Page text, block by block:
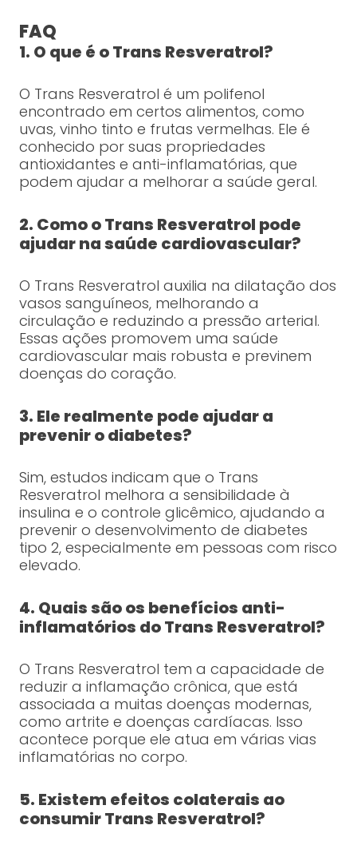
FAQ
1. O que é o Trans Resveratrol?
O Trans Resveratrol é um polifenol
encontrado em certos alimentos, como
uvas, vinho tinto e frutas vermelhas. Ele é
conhecido por suas propriedades
antioxidantes e anti-inflamatórias, que
podem ajudar a melhorar a saúde geral.
2. Como o Trans Resveratrol pode
ajudar na saúde cardiovascular?
O Trans Resveratrol auxilia na dilatação dos
vasos sanguíneos, melhorando a
circulação e reduzindo a pressão arterial.
Essas ações promovem uma saúde
cardiovascular mais robusta e previnem
doenças do coração.
3. Ele realmente pode ajudar a
prevenir o diabetes?
Sim, estudos indicam que o Trans
Resveratrol melhora a sensibilidade à
insulina e o controle glicêmico, ajudando a
prevenir o desenvolvimento de diabetes
tipo 2, especialmente em pessoas com risco
elevado.
4. Quais são os benefícios anti-
inflamatórios do Trans Resveratrol?
O Trans Resveratrol tem a capacidade de
reduzir a inflamação crônica, que está
associada a muitas doenças modernas,
como artrite e doenças cardíacas. Isso
acontece porque ele atua em várias vias
inflamatórias no corpo.
5. Existem efeitos colaterais ao
consumir Trans Resveratrol?